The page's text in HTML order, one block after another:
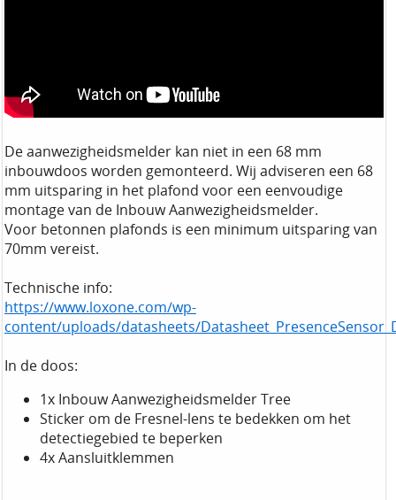
De aanwezigheidsmelder kan niet in een 68 mm
inbouwdoos worden gemonteerd. Wij adviseren een 68
mm uitsparing in het plafond voor een eenvoudige
montage van de Inbouw Aanwezigheidsmelder.
Voor betonnen plafonds is een minimum uitsparing van
70mm vereist.
Technische info:
https://www.loxone.com/wp-
content/uploads/datasheets/
In de doos:
1x Inbouw Aanwezigheidsmelder Tree
Sticker om de Fresnel-lens te bedekken om het
detectiegebied te beperken
4x Aansluitklemmen